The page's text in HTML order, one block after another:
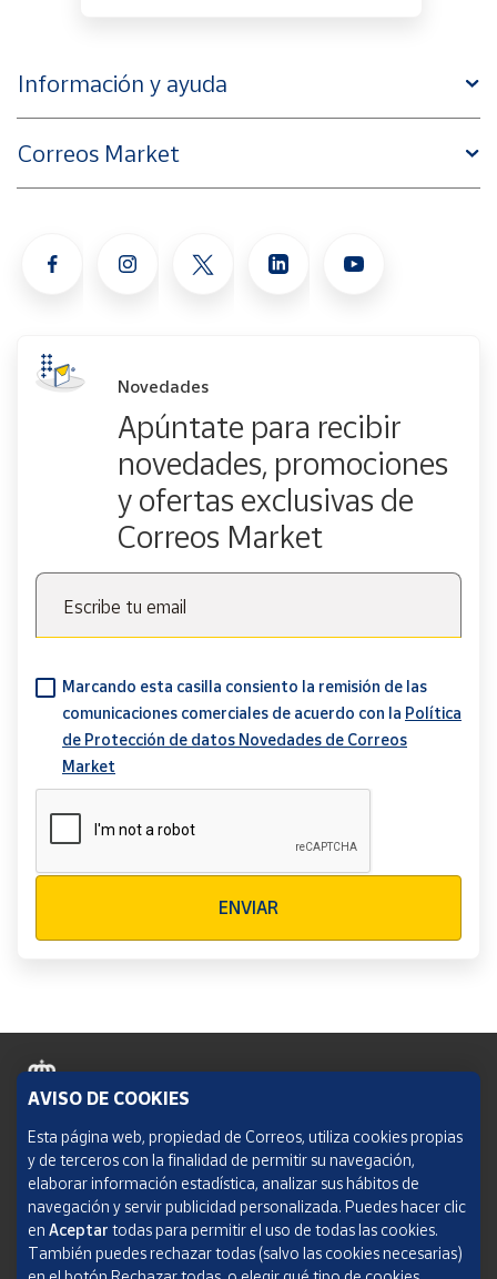
Información y ayuda
Correos Market
Novedades
Apúntate para recibir
novedades, promociones
y ofertas exclusivas de
Correos Market
Escribe tu email
Marcando esta casilla consiento la remisión de las
comunicaciones comerciales de acuerdo con la Política
de Protección de datos Novedades de Correos
Market
ENVIAR
Política de cookies
Aviso legal
Condiciones del servicio
Política de Privacidad Web
AVISO DE COOKIES
Esta página web, propiedad de Correos, utiliza cookies propias
y de terceros con la finalidad de permitir su navegación,
elaborar información estadística, analizar sus hábitos de
navegación y servir publicidad personalizada. Puedes hacer clic
en Aceptar todas para permitir el uso de todas las cookies.
También puedes rechazar todas (salvo las cookies necesarias)